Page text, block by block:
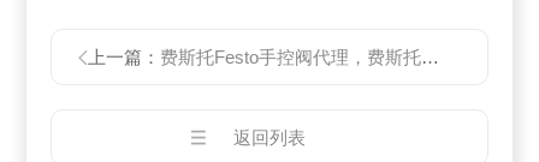
上一篇： 费斯托Festo手控阀代理，费斯托VHEM阀门
返回列表